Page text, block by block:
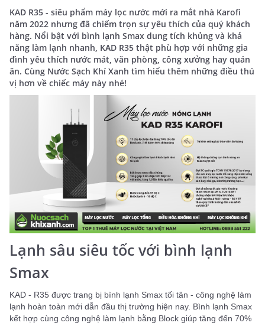
KAD R35 - siêu phẩm máy lọc nước mới ra mắt nhà Karofi
năm 2022 nhưng đã chiếm trọn sự yêu thích của quý khách
hàng. Nổi bật với bình lạnh Smax dung tích khủng và khả
năng làm lạnh nhanh, KAD R35 thật phù hợp với những gia
đình yêu thích nước mát, văn phòng, công xưởng hay quán
ăn. Cùng Nước Sạch Khí Xanh tìm hiểu thêm những điều thú
vị hơn về chiếc máy này nhé!
Lạnh sâu siêu tốc với bình lạnh
Smax
KAD - R35 được trang bị bình lạnh Smax tối tân - công nghệ làm
lạnh hoàn toàn mới dẫn đầu thị trường hiện nay. Bình lạnh Smax
kết hợp cùng công nghệ làm lạnh bằng Block giúp tăng đến 70%